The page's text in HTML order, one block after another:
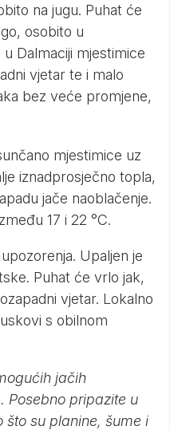
na jugu. Puhat će
osobito u
Dalmaciji mjestimice
vjetar te i malo
bez veće promjene,
mjestimice uz
iznadprosječno topla,
jače naoblačenje.
17 i 22 °C.
Upaljen je
Puhat će vrlo jak,
vjetar. Lokalno
s obilnom
jačih
Posebno pripazite u
su planine, šume i